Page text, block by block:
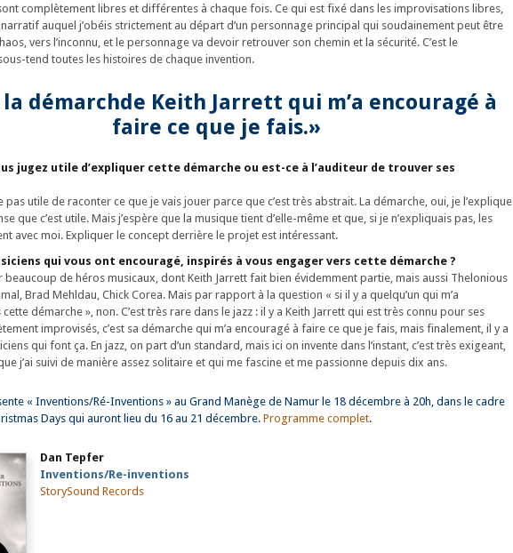
complètement libres et différentes à chaque fois. Ce qui est fixé dans les improvisations libres,
narratif auquel j’obéis strictement au départ d’un personnage principal qui soudainement peut être
vers l’inconnu, et le personnage va devoir retrouver son chemin et la sécurité. C’est le
tend toutes les histoires de chaque invention.
la démarchde Keith Jarrett qui m’a encouragé à
faire ce que je fais.»
jugez utile d’expliquer cette démarche ou est-ce à l’auditeur de trouver ses
pas utile de raconter ce que je vais jouer parce que c’est très abstrait. La démarche, oui, je l’explique
que c’est utile. Mais j’espère que la musique tient d’elle-même et que, si je n’expliquais pas, les
avec moi. Expliquer le concept derrière le projet est intéressant.
qui vous ont encouragé, inspirés à vous engager vers cette démarche ?
beaucoup de héros musicaux, dont Keith Jarrett fait bien évidemment partie, mais aussi Thelonious
Brad Mehldau, Chick Corea. Mais par rapport à la question « si il y a quelqu’un qui m’a
démarche », non. C’est très rare dans le jazz : il y a Keith Jarrett qui est très connu pour ses
improvisés, c’est sa démarche qui m’a encouragé à faire ce que je fais, mais finalement, il y a
qui font ça. En jazz, on part d’un standard, mais ici on invente dans l’instant, c’est très exigeant,
j’ai suivi de manière assez solitaire et qui me fascine et me passionne depuis dix ans.
« Inventions/Ré-Inventions » au Grand Manège de Namur le 18 décembre à 20h, dans le cadre
Days qui auront lieu du 16 au 21 décembre. Programme complet.
Dan Tepfer
Inventions/Re-inventions
StorySound Records